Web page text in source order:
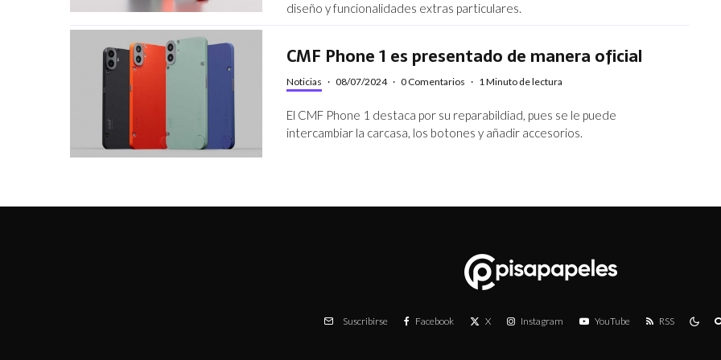
diseño y funcionalidades extras particulares.
CMF Phone 1 es presentado de manera oficial
Noticias · 08/07/2024 · 0 Comentarios · 1 Minuto de lectura
El CMF Phone 1 destaca por su reparabildiad, pues se le puede
intercambiar la carcasa, los botones y añadir accesorios.
Suscribirse Facebook X Instagram YouTube RSS